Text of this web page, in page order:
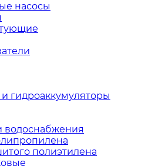
насосы
гидроаккумуляторы
водоснабжения
полиэтилена